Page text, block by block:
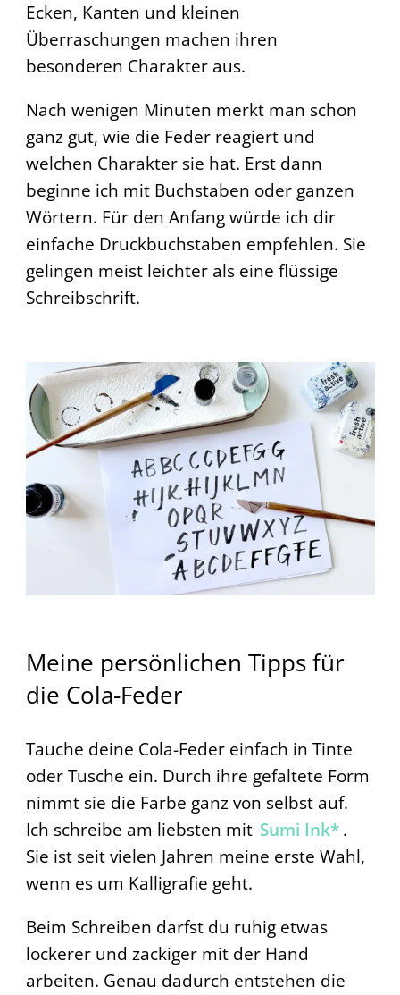
Ecken, Kanten und kleinen
Überraschungen machen ihren
besonderen Charakter aus.
Nach wenigen Minuten merkt man schon
ganz gut, wie die Feder reagiert und
welchen Charakter sie hat. Erst dann
beginne ich mit Buchstaben oder ganzen
Wörtern. Für den Anfang würde ich dir
einfache Druckbuchstaben empfehlen. Sie
gelingen meist leichter als eine flüssige
Schreibschrift.
Meine persönlichen Tipps für
die Cola-Feder
Tauche deine Cola-Feder einfach in Tinte
oder Tusche ein. Durch ihre gefaltete Form
nimmt sie die Farbe ganz von selbst auf.
Ich schreibe am liebsten mit Sumi Ink*.
Sie ist seit vielen Jahren meine erste Wahl,
wenn es um Kalligrafie geht.
Beim Schreiben darfst du ruhig etwas
lockerer und zackiger mit der Hand
arbeiten. Genau dadurch entstehen die